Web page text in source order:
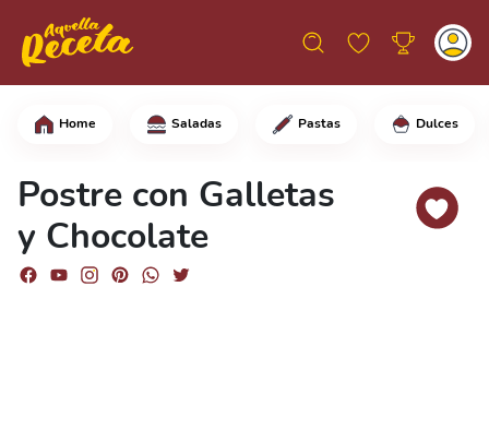
Home Saladas Pastas Dulces
Postre con Galletas
y Chocolate
En una sartén grande a fuego